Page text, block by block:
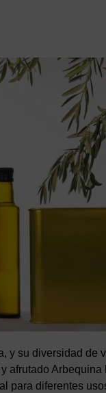
y su diversidad de
afrutado Arbequina
para diferentes